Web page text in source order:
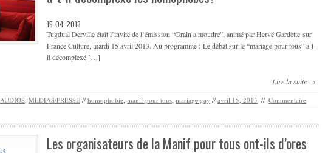
15-04-2013
Tugdual Derville était l’invité de l’émission “Grain à moudre”, animé par Hervé Gardette sur
France Culture, mardi 15 avril 2013. Au programme : Le débat sur le “mariage pour tous” a-t-
il décomplexé […]
Lire la suite →
AUDIOS MEDIAS/PRESSE // homophobie manif pour tous mariage gay // avril 15, 2013 // Commentaire
Les organisateurs de la Manif pour tous ont-ils d’ores